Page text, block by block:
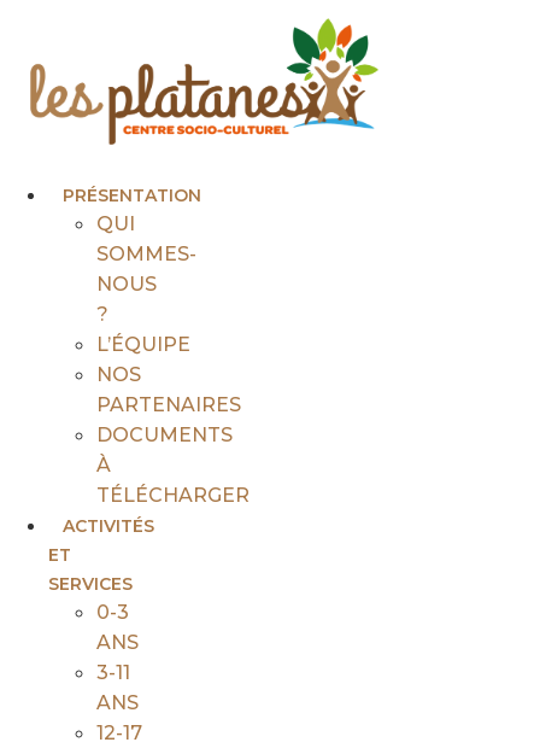
contenu
PRÉSENTATION
QUI
SOMMES-
NOUS
?
L’ÉQUIPE
NOS
PARTENAIRES
DOCUMENTS
À
TÉLÉCHARGER
ACTIVITÉS
ET
SERVICES
0-3
ANS
3-11
ANS
12-17